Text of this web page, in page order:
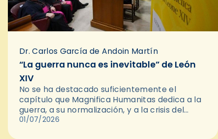
Dr. Carlos García de Andoin Martín
“La guerra nunca es inevitable” de León
XIV
No se ha destacado suficientemente el
capítulo que Magnifica Humanitas dedica a la
guerra, a su normalización, y a la crisis del
multilateralismo en las relaciones
01/07/2026